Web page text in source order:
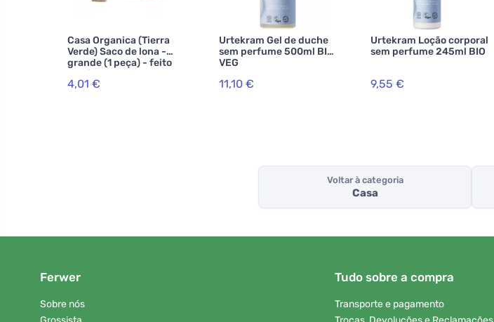
Casa Organica (Tierra
Verde) Saco de lona -
grande (1 peça) - feito
de bio-algodão, com
cordão
4,01 €
Urtekram Gel de duche
sem perfume 500ml BIO,
VEG
11,10 €
Urtekram Loção corporal
sem perfume 245ml BIO
9,55 €
Voltar à categoria
Casa
Ferwer
Sobre nós
Tudo sobre a compra
Transporte e pagamento